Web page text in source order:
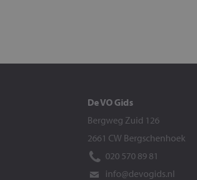
De VO Gids
Bergweg Zuid 126
2661 CW Bergschenhoek
020 570 89 81
info@devogids.nl